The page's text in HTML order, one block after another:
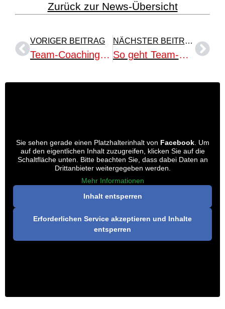
Zurück zur News-Übersicht
VORIGER BEITRAG
Team-Coaching online: Workshop für Coaches, Trainer + Führungskräfte
NÄCHSTER BEITRAG
So geht Team-Coaching hybrid
Sie sehen gerade einen Platzhalterinhalt von Facebook. Um
auf den eigentlichen Inhalt zuzugreifen, klicken Sie auf die
Schaltfläche unten. Bitte beachten Sie, dass dabei Daten an
Drittanbieter weitergegeben werden.
Mehr Informationen
Inhalt entsperren
Erforderlichen Service akzeptieren und Inhalte
entsperren